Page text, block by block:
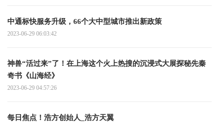
中通标快服务升级，66个大中型城市推出新政策
2023-06-29 06:03:42
神兽“活过来”了！在上海这个火上热搜的沉浸式大展探秘先秦
奇书《山海经》
2023-06-29 04:57:26
每日焦点！浩方创始人_浩方天翼